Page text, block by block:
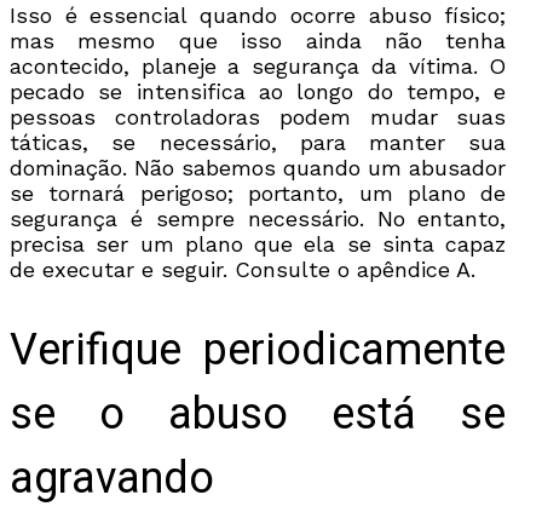
Isso é essencial quando ocorre abuso físico;
mas mesmo que isso ainda não tenha
acontecido, planeje a segurança da vítima. O
pecado se intensifica ao longo do tempo, e
pessoas controladoras podem mudar suas
táticas, se necessário, para manter sua
dominação. Não sabemos quando um abusador
se tornará perigoso; portanto, um plano de
segurança é sempre necessário. No entanto,
precisa ser um plano que ela se sinta capaz
de executar e seguir. Consulte o apêndice A.
Verifique periodicamente
se o abuso está se
agravando